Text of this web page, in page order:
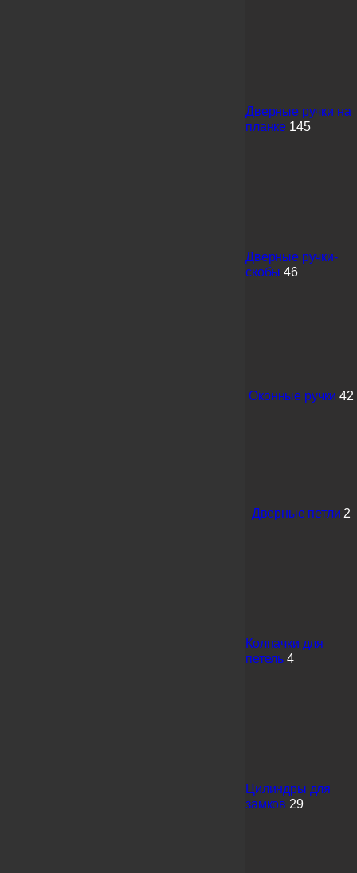
Дверные ручки на
планке 145
Дверные ручки-
скобы 46
Оконные ручки 42
Дверные петли 2
Колпачки для
петель 4
Цилиндры для
замков 29